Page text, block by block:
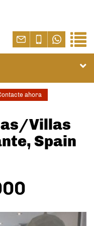
ahora
Villas
Spain